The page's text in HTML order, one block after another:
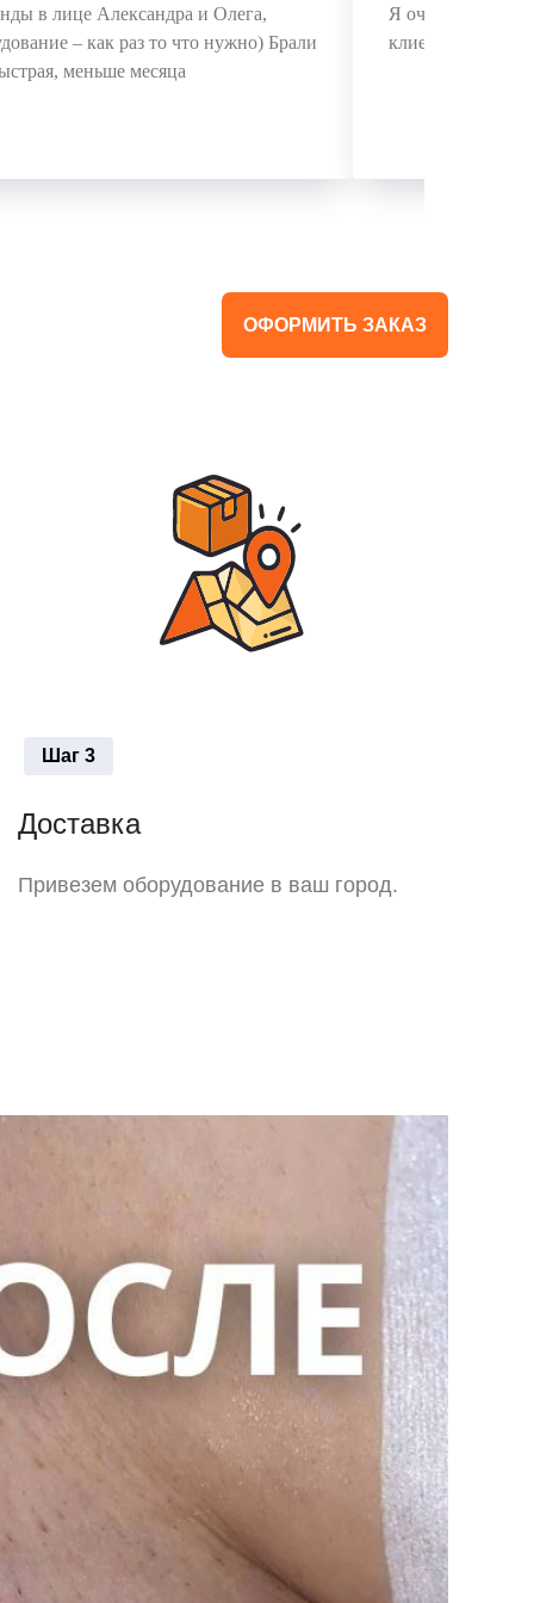
в лице Александра и Олега,
– как раз то что нужно) Брали
меньше месяца
Я очень
клиентов!
Шаг 3
Привезем оборудование в ваш город.
Доставка
ОФОРМИТЬ ЗАКАЗ